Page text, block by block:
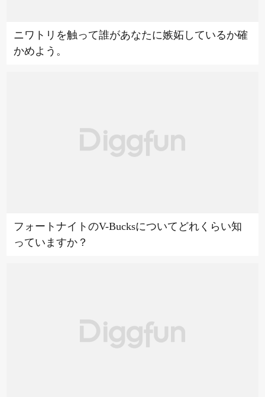
ニワトリを触って誰があなたに嫉妬しているか確
かめよう。
フォートナイトのV-Bucksについてどれくらい知
っていますか？